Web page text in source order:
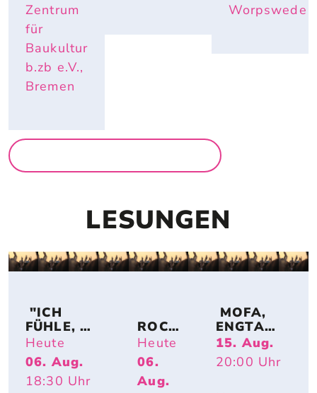
Zentrum
für
Baukultur
b.zb e.V.,
Bremen
Worpswede
LESUNGEN
"ICH
FÜHLE,
DASS A
LLE M
ENSCHEN
SICH AN M
Heute
06. Aug.
18:30 Uhr
ROCK
AND
READ:
MART
IN
Heute
06.
Aug.
MOFA,
ENGTANZ
,
BUNDESJ
UGENDS
15. Aug.
20:00 Uhr